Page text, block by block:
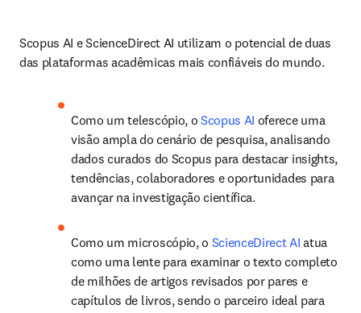
Scopus AI e ScienceDirect AI utilizam o potencial de duas
das plataformas acadêmicas mais confiáveis do mundo.
Como um telescópio, o Scopus AI oferece uma
visão ampla do cenário de pesquisa, analisando
dados curados do Scopus para destacar insights,
tendências, colaboradores e oportunidades para
avançar na investigação científica.
Como um microscópio, o ScienceDirect AI atua
como uma lente para examinar o texto completo
de milhões de artigos revisados por pares e
capítulos de livros, sendo o parceiro ideal para